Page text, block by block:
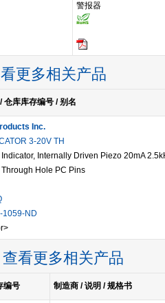
警报器
更多相关产品
仓库库存编号 / 别名
Inc.
3-20V TH
Internally Driven Piezo 20mA
Hole PC Pins
1059-ND
查看更多相关产品
编号 制造商 / 说明 / 规格书